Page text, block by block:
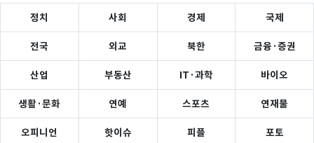
정치 사회 경제 국제
전국 외교 북한 금융·증권
산업 부동산 IT·과학 바이오
생활·문화 연예 스포츠 연재물
오피니언 핫이슈 피플 포토